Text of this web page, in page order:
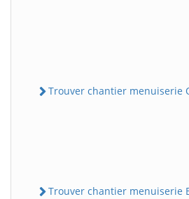
Trouver chantier menuiserie
Trouver chantier menuiserie